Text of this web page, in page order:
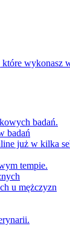
które
badań.
badań
już w kilka
tempie.
u mężczyzn